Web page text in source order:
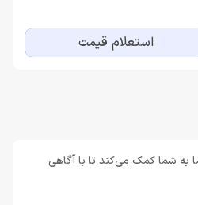
استعلام قیمت
به شما کمک می‌کند تا با آگاهی